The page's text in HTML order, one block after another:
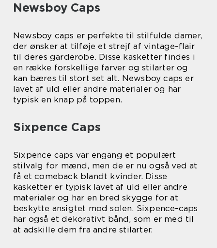
Newsboy Caps
Newsboy caps er perfekte til stilfulde damer,
der ønsker at tilføje et strejf af vintage-flair
til deres garderobe. Disse kasketter findes i
en række forskellige farver og stilarter og
kan bæres til stort set alt. Newsboy caps er
lavet af uld eller andre materialer og har
typisk en knap på toppen.
Sixpence Caps
Sixpence caps var engang et populært
stilvalg for mænd, men de er nu også ved at
få et comeback blandt kvinder. Disse
kasketter er typisk lavet af uld eller andre
materialer og har en bred skygge for at
beskytte ansigtet mod solen. Sixpence-caps
har også et dekorativt bånd, som er med til
at adskille dem fra andre stilarter.